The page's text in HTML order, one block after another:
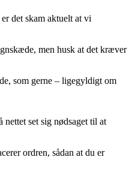
det skam aktuelt at vi
men husk at det kræver
som gerne – ligegyldigt om
set sig nødsaget til at
ordren, sådan at du er